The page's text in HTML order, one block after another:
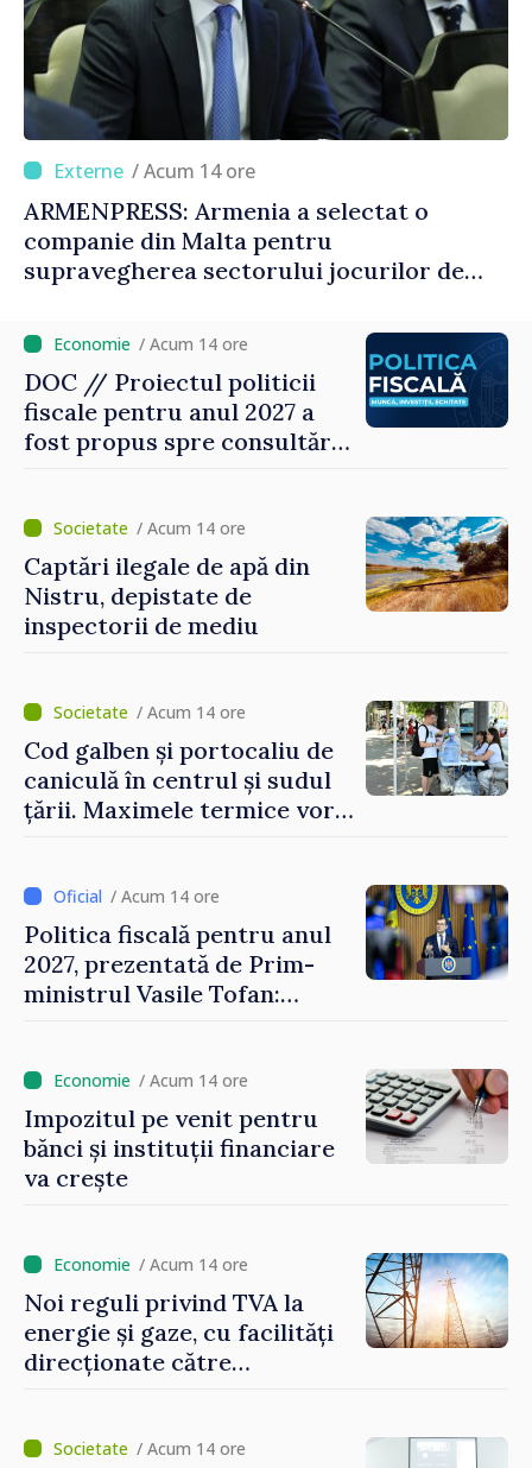
/ Acum 14 ore
ARMENPRESS: Armenia a selectat o
companie din Malta pentru
supravegherea sectorului jocurilor de
/ Acum 14 ore
DOC // Proiectul politicii
fiscale pentru anul 2027 a
fost propus spre consultări
/ Acum 14 ore
Captări ilegale de apă din
Nistru, depistate de
inspectorii de mediu
/ Acum 14 ore
Cod galben și portocaliu de
caniculă în centrul și sudul
țării. Maximele termice vor
/ Acum 14 ore
Politica fiscală pentru anul
2027, prezentată de Prim-
ministrul Vasile Tofan:
taxare mai echitabilă
/ Acum 14 ore
Impozitul pe venit pentru
bănci și instituții financiare
va crește
/ Acum 14 ore
Noi reguli privind TVA la
energie și gaze, cu facilități
direcționate către
/ Acum 14 ore